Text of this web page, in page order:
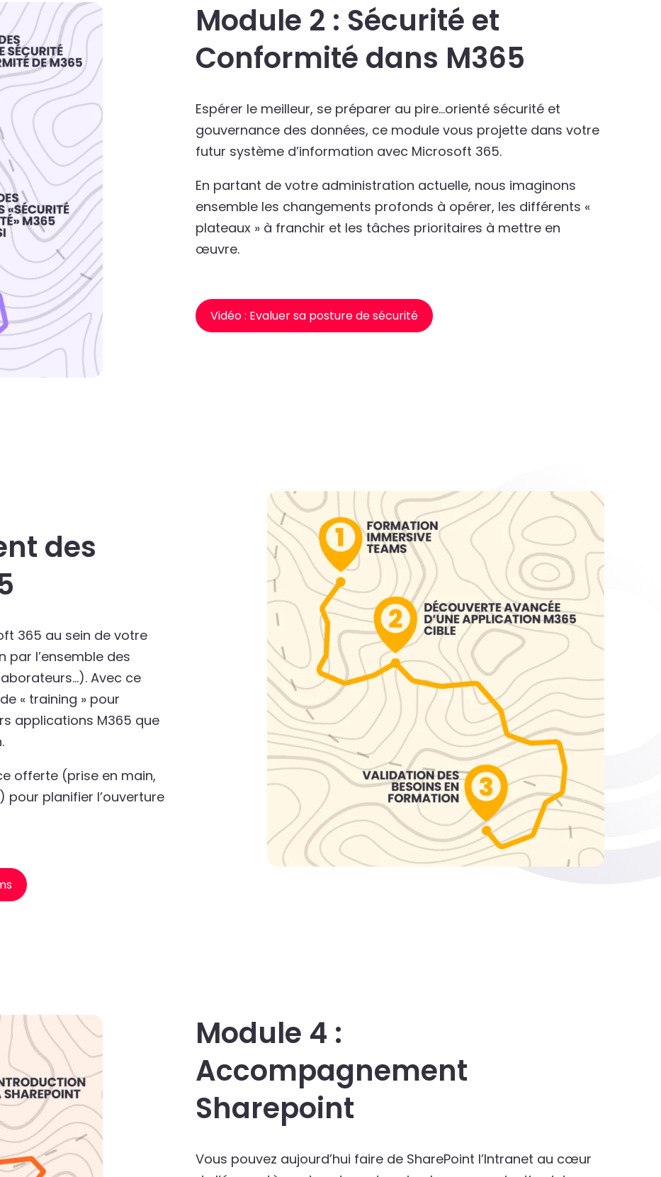
Module 2 : Sécurité et
Conformité dans M365
Espérer le meilleur, se préparer au pire…orienté sécurité et
gouvernance des données, ce module vous projette dans votre
futur système d’information avec Microsoft 365.
En partant de votre administration actuelle, nous imaginons
ensemble les changements profonds à opérer, les différents «
plateaux » à franchir et les tâches prioritaires à mettre en
œuvre.
Vidéo : Evaluer sa posture de sécurité
des
365 au sein de votre
l’ensemble des
Avec ce
« training » pour
applications M365 que
offerte (prise en main,
pour planifier l’ouverture
Module 4 :
Accompagnement
Sharepoint
Vous pouvez aujourd’hui faire de SharePoint l’Intranet au cœur